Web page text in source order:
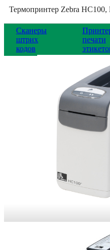
Термопринтер Zebra HC100,
Сканеры
штрих
кодов
печати